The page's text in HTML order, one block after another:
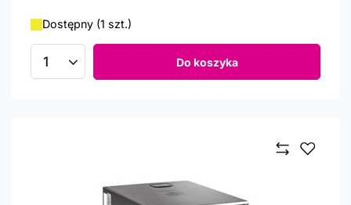
Dostępny (1 szt.)
Ilość produktów Do koszyka